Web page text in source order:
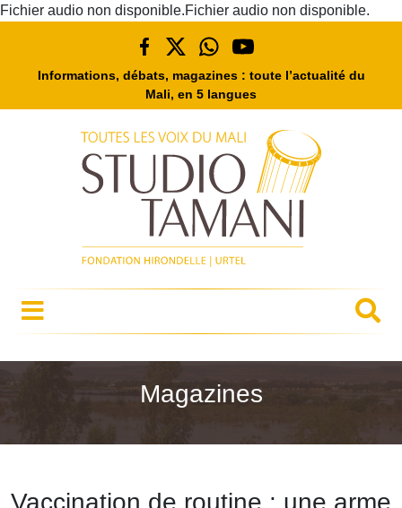
Fichier audio non disponible.Fichier audio non disponible.
Informations, débats, magazines : toute l’actualité du
Mali, en 5 langues
Magazines
Vaccination de routine : une arme